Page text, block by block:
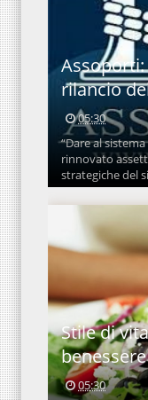
rilancio
05:30
“Dare al
rinnovato
strategiche del
Stile di
benessere
05:30